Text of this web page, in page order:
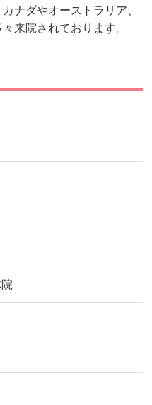
ナダやオーストラリア、
来院されております。